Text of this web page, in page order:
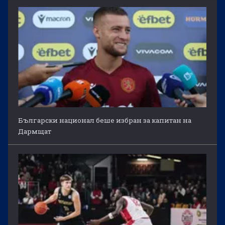
Български национал беше избран за капитан на
Дармщат